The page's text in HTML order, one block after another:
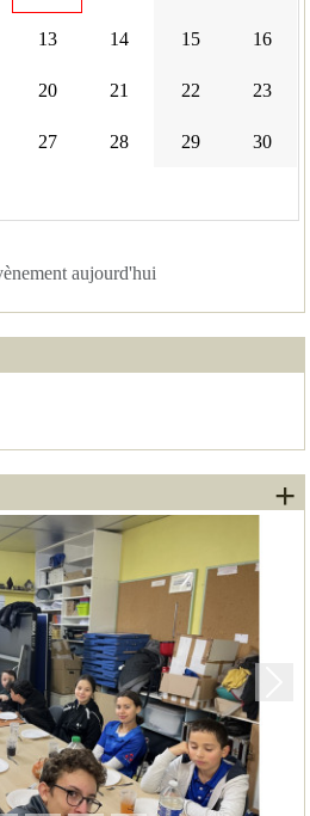
13 14 15 16
20 21 22 23
27 28 29 30
aujourd'hui
+